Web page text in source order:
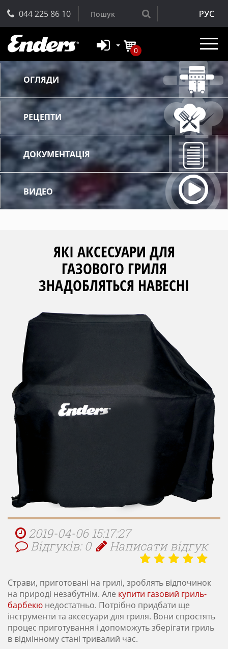
044 225 86 10 РУС
0
ОГЛЯДИ
РЕЦЕПТИ
ДОКУМЕНТАЦІЯ
ВИДЕО
ЯКІ АКСЕСУАРИ ДЛЯ
ГАЗОВОГО ГРИЛЯ
ЗНАДОБЛЯТЬСЯ НАВЕСНІ
2019-04-06 15:17:27
Відгуків: 0
Написати відгук
Страви, приготовані на грилі, зроблять відпочинок
на природі незабутнім. Але купити газовий гриль-
барбекю недостатньо. Потрібно придбати ще
інструменти та аксесуари для гриля. Вони спростять
процес приготування і допоможуть зберігати гриль
в відмінному стані тривалий час.